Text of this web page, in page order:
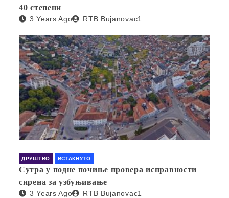
40 степени
3 Years Ago RTB Bujanovac1
ДРУШТВО ИСТАКНУТО
Сутра у подне почиње провера исправности
сирена за узбуњивање
3 Years Ago RTB Bujanovac1